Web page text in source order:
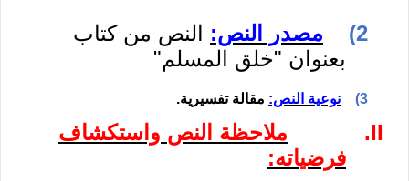
2) مصدر النص:
النص من كتاب
بعنوان "خلق المسلم"
3) نوعية النص: مقالة تفسيرية.
II. ملاحظة النص واستكشاف
فرضياته: